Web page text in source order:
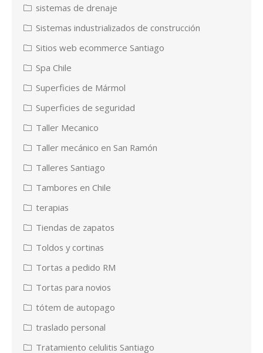
sistemas de drenaje
Sistemas industrializados de construcción
Sitios web ecommerce Santiago
Spa Chile
Superficies de Mármol
Superficies de seguridad
Taller Mecanico
Taller mecánico en San Ramón
Talleres Santiago
Tambores en Chile
terapias
Tiendas de zapatos
Toldos y cortinas
Tortas a pedido RM
Tortas para novios
tótem de autopago
traslado personal
Tratamiento celulitis Santiago